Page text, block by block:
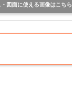
図面に使える画像はこちら